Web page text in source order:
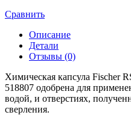
8,
518807
Сравнить
Описание
Детали
Отзывы (0)
Химическая капсула Fischer
518807 одобрена для
водой, и отверстиях,
сверления.